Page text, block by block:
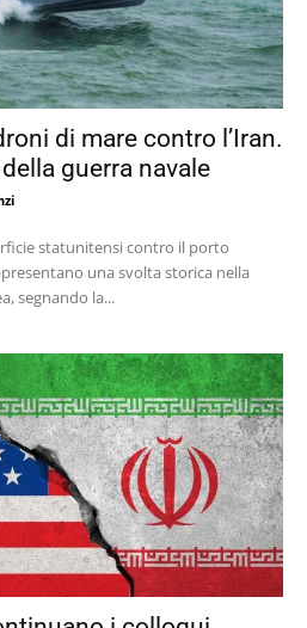
di mare contro l’Iran.
guerra navale
statunitensi contro il porto
una svolta storica nella
segnando la...